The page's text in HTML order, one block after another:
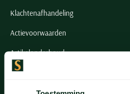
Klachtenafhandeling
Actievoorwaarden
Artikelonderhoud